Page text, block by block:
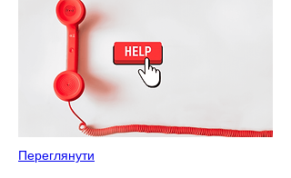
Переглянути